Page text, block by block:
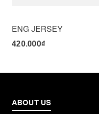
ENG JERSEY
420.000₫
ABOUT US